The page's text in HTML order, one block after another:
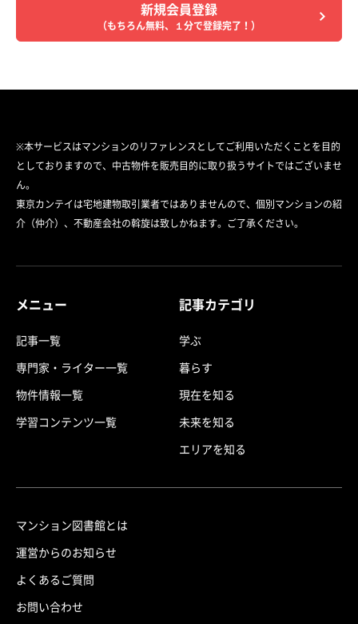
新規会員登録
（もちろん無料、１分で登録完了！）
※本サービスはマンションのリファレンスとしてご利用いただくことを目的
としておりますので、中古物件を販売目的に取り扱うサイトではございませ
ん。
東京カンテイは宅地建物取引業者ではありませんので、個別マンションの紹
介（仲介）、不動産会社の斡旋は致しかねます。ご了承ください。
メニュー
記事一覧
専門家・ライター一覧
物件情報一覧
学習コンテンツ一覧
記事カテゴリ
学ぶ
暮らす
現在を知る
未来を知る
エリアを知る
マンション図書館とは
運営からのお知らせ
よくあるご質問
お問い合わせ